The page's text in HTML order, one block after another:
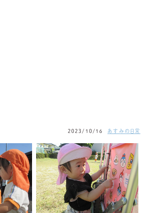
2023/10/16 あすみの日常